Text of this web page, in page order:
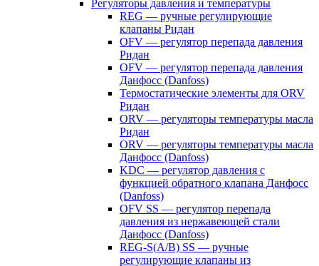
Регуляторы давления и температуры
REG — ручные регулирующие
клапаны Ридан
OFV — регулятор перепада давления
Ридан
OFV — регулятор перепада давления
Данфосс (Danfoss)
Термостатические элементы для ORV
Ридан
ORV — регуляторы температуры масла
Ридан
ORV — регуляторы температуры масла
Данфосс (Danfoss)
KDC — регулятор давления с
функцией обратного клапана Данфосс
(Danfoss)
OFV SS — регулятор перепада
давления из нержавеющей стали
Данфосс (Danfoss)
REG-S(A/B) SS — ручные
регулирующие клапаны из